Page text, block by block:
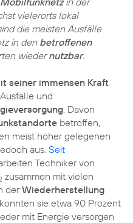
vielerorts lokal
die meisten Ausfälle
in den betroffenen
wiedernutzbar.
seiner immensen Kraft
und
. Davon
betroffen,
meist höher gelegenen
aus. Seit
Techniker von
zusammen mit vielen
derWiederherstellung
sie etwa 90 Prozent
mit Energie versorgen